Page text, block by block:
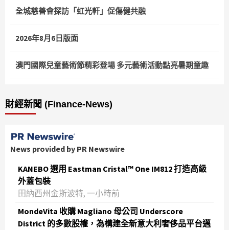
全城慈善會探訪「虹光軒」促傷健共融
2026年8月6日版面
澳門國際兒童藝術節精彩登場 多元藝術活動點亮暑期童趣
財經新聞 (Finance-News)
News provided by PR Newswire
KANEBO 選用 Eastman Cristal™ One IM812 打造高級
外蓋包裝
田納西州金斯波特, 一小時前
MondeVita 收購 Magliano 母公司 Underscore
District 的多數股權，為構建全新意大利奢侈品平台邁